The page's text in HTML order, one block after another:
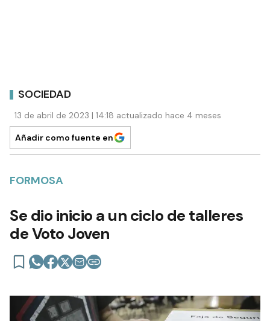
SOCIEDAD
13 de abril de 2023 | 14:18 actualizado hace 4 meses
Añadir como fuente en
FORMOSA
Se dio inicio a un ciclo de talleres
de Voto Joven